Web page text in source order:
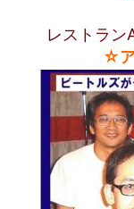
レストラ
☆